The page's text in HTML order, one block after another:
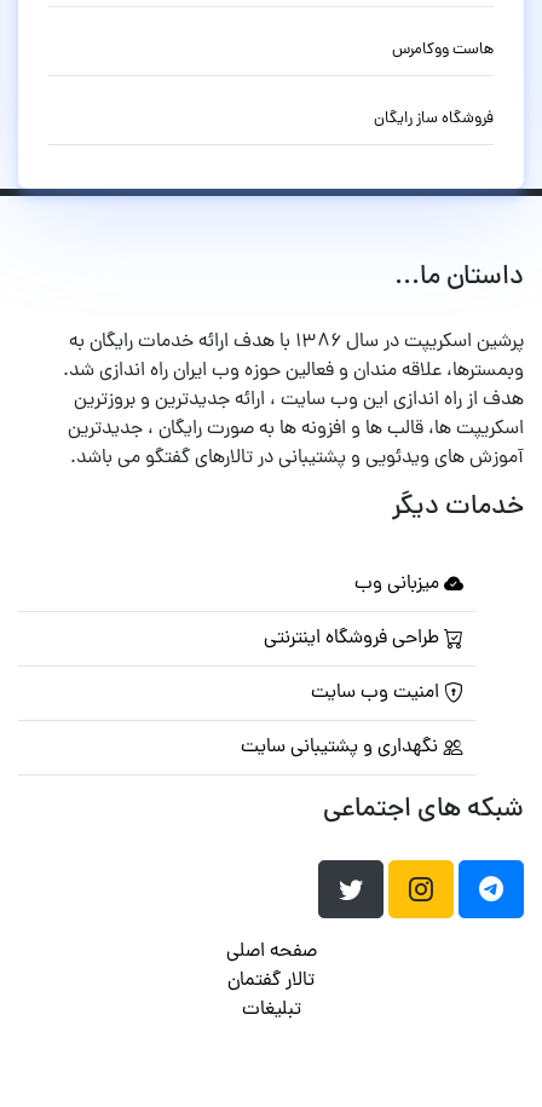
هاست ووکامرس
فروشگاه ساز رایگان
داستان ما...
پرشین اسکریپت در سال ۱۳۸۶ با هدف ارائه خدمات رایگان به
وبمسترها، علاقه مندان و فعالین حوزه وب ایران راه اندازی شد.
هدف از راه اندازی این وب سایت ، ارائه جدیدترین و بروزترین
اسکریپت ها، قالب ها و افزونه ها به صورت رایگان ، جدیدترین
آموزش های ویدئویی و پشتیبانی در تالارهای گفتگو می باشد.
خدمات دیگر
میزبانی وب
طراحی فروشگاه اینترنتی
امنیت وب سایت
نگهداری و پشتیبانی سایت
شبکه های اجتماعی
صفحه اصلی
تالار گفتمان
تبلیغات